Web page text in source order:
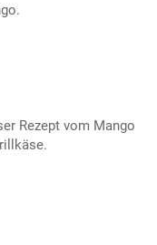
Rezept vom Mango